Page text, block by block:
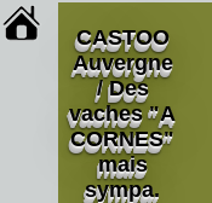
CASTOO
Auvergne
/ Des
vaches "A
CORNES"
mais
sympa.